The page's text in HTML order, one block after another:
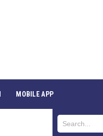
MOBILE APP